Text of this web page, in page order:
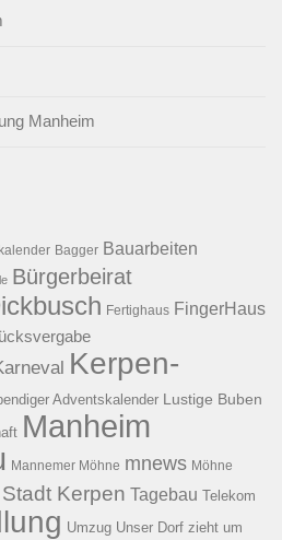
Manheim
Bagger Bauarbeiten
Bürgerbeirat
Fertighaus FingerHaus
Kerpen-
Adventskalender Lustige Buben
Manheim
Mannemer Möhne mnews Möhne
Stadt Kerpen Tagebau Telekom
Umzug Unser Dorf zieht um